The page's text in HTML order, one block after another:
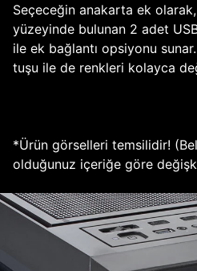
Seçeceğin anakarta ek
yüzeyinde bulunan 2 adet
ile ek bağlantı opsiyonu
tuşu ile de renkleri kolayca
*Ürün görselleri temsilidir!
olduğunuz içeriğe göre